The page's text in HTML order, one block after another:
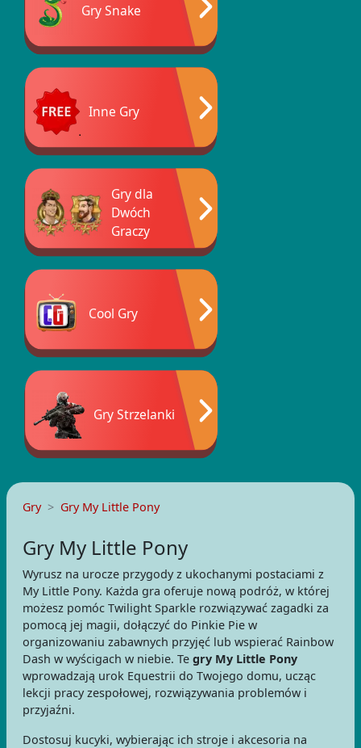
Gry Snake
Inne Gry
Gry dla
Dwóch
Graczy
Cool Gry
Gry Strzelanki
Gry Gry My Little Pony
Gry My Little Pony
Wyrusz na urocze przygody z ukochanymi postaciami z
My Little Pony. Każda gra oferuje nową podróż, w której
możesz pomóc Twilight Sparkle rozwiązywać zagadki za
pomocą jej magii, dołączyć do Pinkie Pie w
organizowaniu zabawnych przyjęć lub wspierać Rainbow
Dash w wyścigach w niebie. Te gry My Little Pony
wprowadzają urok Equestrii do Twojego domu, ucząc
lekcji pracy zespołowej, rozwiązywania problemów i
przyjaźni.
Dostosuj kucyki, wybierając ich stroje i akcesoria na